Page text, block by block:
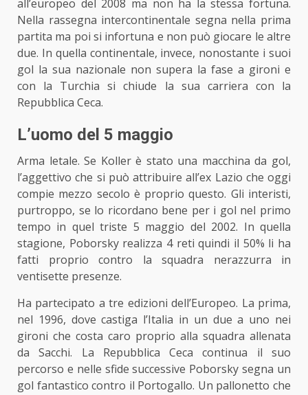
all’europeo del 2008 ma non ha la stessa fortuna.
Nella rassegna intercontinentale segna nella prima
partita ma poi si infortuna e non può giocare le altre
due. In quella continentale, invece, nonostante i suoi
gol la sua nazionale non supera la fase a gironi e
con la Turchia si chiude la sua carriera con la
Repubblica Ceca.
L’uomo del 5 maggio
Arma letale. Se Koller è stato una macchina da gol,
l’aggettivo che si può attribuire all’ex Lazio che oggi
compie mezzo secolo è proprio questo. Gli interisti,
purtroppo, se lo ricordano bene per i gol nel primo
tempo in quel triste 5 maggio del 2002. In quella
stagione, Poborsky realizza 4 reti quindi il 50% li ha
fatti proprio contro la squadra nerazzurra in
ventisette presenze.
Ha partecipato a tre edizioni dell’Europeo. La prima,
nel 1996, dove castiga l’Italia in un due a uno nei
gironi che costa caro proprio alla squadra allenata
da Sacchi. La Repubblica Ceca continua il suo
percorso e nelle sfide successive Poborsky segna un
gol fantastico contro il Portogallo. Un pallonetto che